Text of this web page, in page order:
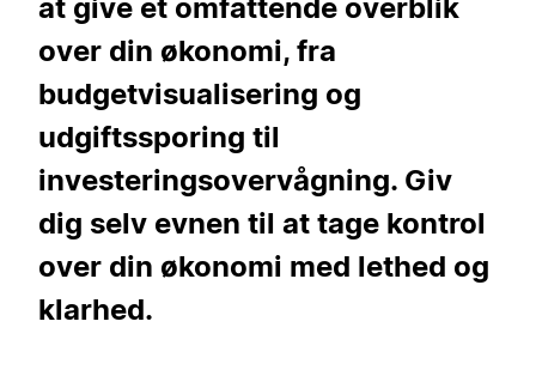
at give et omfattende overblik
over din økonomi, fra
budgetvisualisering og
udgiftssporing til
investeringsovervågning. Giv
dig selv evnen til at tage kontrol
over din økonomi med lethed og
klarhed.